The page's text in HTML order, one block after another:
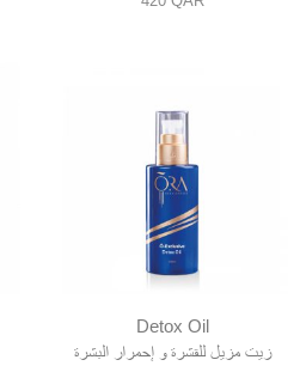
Detox Oil
زيت مزيل للقشرة و إحمرار البشرة